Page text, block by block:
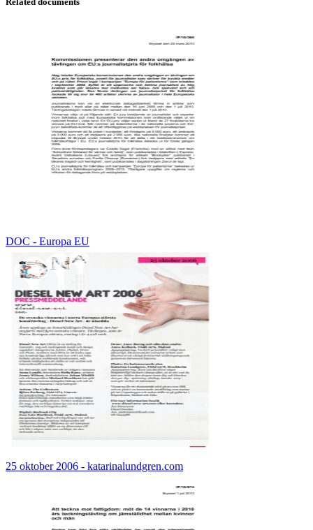
DOC - Europa EU
25 oktober 2006 - katarinalundgren.com